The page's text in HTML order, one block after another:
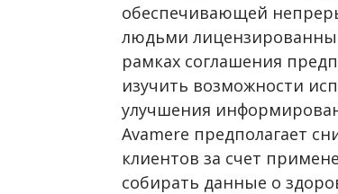
обеспечивающей
людьми
рамках соглашения
изучить возможности
улучшения
Avamere предполагает
клиентов за счет
собирать данные о